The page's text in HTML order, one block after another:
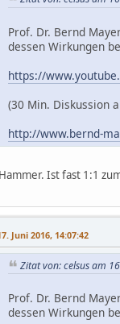
Prof. Dr. Bernd
dessen Wirkungen
https://
(30 Min. Diskussion
http://www.bernd-
Hammer. Ist fast 1:1
Juni 2016, 14:07:42
Zitat von: celsus am
Prof. Dr. Bernd
dessen Wirkungen